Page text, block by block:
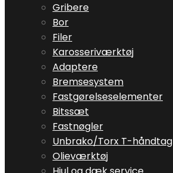
Gribere
Bor
Filer
Karosseriværktøj
Adaptere
Bremsesystem
Fastgørelseselementer
Bitssæt
Fastnøgler
Unbrako/Torx T-håndtag
Olieværktøj